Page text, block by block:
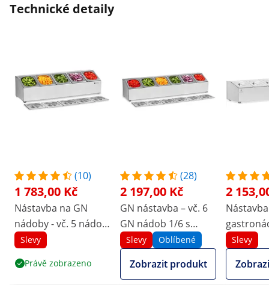
Technické detaily
(10)
1 783,00 Kč
Nástavba na GN
nádoby - vč. 5 nádob
GN 1/6 s víky
Slevy
Právě zobrazeno
(28)
2 197,00 Kč
GN nástavba – vč. 6
GN nádob 1/6 s
víkem
Slevy Oblíbené
Zobrazit produkt
2
- 9,6 l -
Catering
Slevy